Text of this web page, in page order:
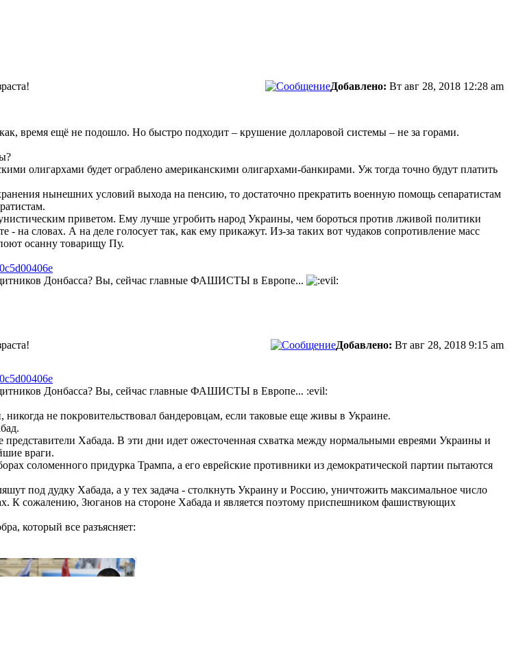
Добавлено: Вт авг 28, 2018 12:28 am
время ещё не подошло. Но быстро подходит – крушение долларовой системы – не за горами.
олигархами будет ограблено американскими олигархами-банкирами. Уж тогда точно будут платить
нынешних условий выхода на пенсию, то достаточно прекратить военную помощь сепаратистам
приветом. Ему лучше угробить народ Украины, чем бороться против лживой политики
- на словах. А на деле голосует так, как ему прикажут. Из-за таких вот чудаков сопротивление масс
осанну товарищу Пу.
Донбасса? Вы, сейчас главные ФАШИСТЫ в Европе...
Добавлено: Вт авг 28, 2018 9:15 am
Донбасса? Вы, сейчас главные ФАШИСТЫ в Европе... :evil:
не покровительствовал бандеровцам, если таковые еще живы в Украине.
Хабада. В эти дни идет ожесточенная схватка между нормальными евреями Украины и
враги.
соломенного придурка Трампа, а его еврейские противники из демократической партии пытаются
под дудку Хабада, а у тех задача - столкнуть Украину и Россию, уничтожить максимальное число
К сожалению, Зюганов на стороне Хабада и является поэтому приспешником фашиствующих
который все разъясняет: